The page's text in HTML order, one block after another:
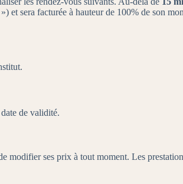
et sera facturée à hauteur de 100% de son
de validité.
modifier ses prix à tout moment. Les